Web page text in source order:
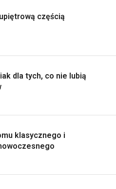
częścią
dla tych, co nie lubią
klasycznego i